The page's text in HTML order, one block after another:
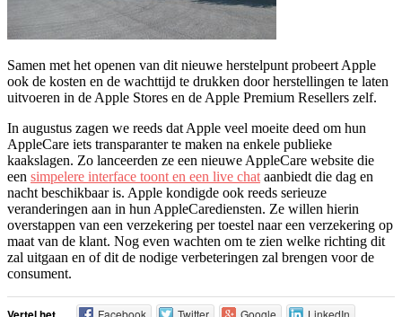
Samen met het openen van dit nieuwe herstelpunt probeert Apple
ook de kosten en de wachttijd te drukken door herstellingen te laten
uitvoeren in de Apple Stores en de Apple Premium Resellers zelf.
In augustus zagen we reeds dat Apple veel moeite deed om hun
AppleCare iets transparanter te maken na enkele publieke
kaakslagen. Zo lanceerden ze een nieuwe AppleCare website die
een simpelere interface toont en een live chat aanbiedt die dag en
nacht beschikbaar is. Apple kondigde ook reeds serieuze
veranderingen aan in hun AppleCarediensten. Ze willen hierin
overstappen van een verzekering per toestel naar een verzekering op
maat van de klant. Nog even wachten om te zien welke richting dit
zal uitgaan en of dit de nodige verbeteringen zal brengen voor de
consument.
Facebook Twitter Google
LinkedIn